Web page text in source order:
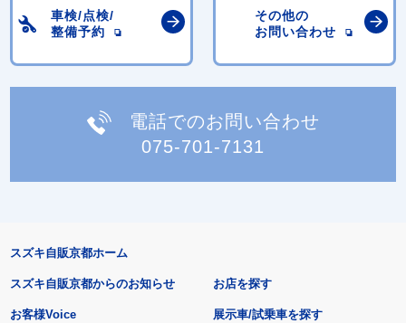
車検/点検/
整備予約
その他の
お問い合わせ
電話でのお問い合わせ
075-701-7131
スズキ自販京都ホーム
スズキ自販京都からのお知らせ
お客様Voice
お店を探す
展示車/試乗車を探す